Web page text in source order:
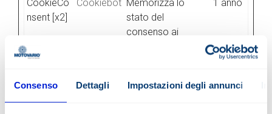
Consenso Dettagli Impostazioni degli annunci
CookieCo
nsent [x2]
Cookiebot Memorizza lo
stato del
consenso ai
1 anno